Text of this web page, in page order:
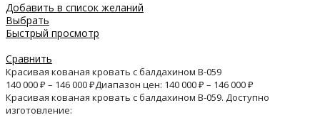
Добавить в список желаний
Выбрать
Быстрый просмотр
Сравнить
Красивая кованая кровать с балдахином B-059
140 000₽ – 146 000₽Диапазон цен: 140 000 ₽ – 146 000 ₽
Красивая кованая кровать с балдахином B-059. Доступно
изготовление: